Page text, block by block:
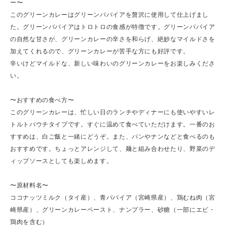
ー〜
このグリーンカレーはグリーンパパイアを贅沢に使用して仕上げまし
た。グリーンパパイアはトロトロの食感が特徴です。グリーンパパイア
の自然な甘さが、グリーンカレーの辛さを和らげ、絶妙なマイルドさを
加えてくれるので、グリーンカレーが苦手な方にも好評です。
辛いけどマイルドな、新しい味わいのグリーンカレーをお楽しみくださ
い。
〜おすすめの食べ方〜
このグリーンカレーは、忙しい日のランチやディナーにも使いやすいレ
トルトパウチタイプです。すぐに温めて食べていただけます。一番のお
すすめは、白ご飯と一緒にどうぞ。また、パンやナンなどと食べるのも
おすすめです。ちょっとアレンジして、麺と組み合わせたり、野菜のデ
ィップソースとしても楽しめます。
〜原材料名〜
ココナッツミルク（タイ産）、青パパイア（宮崎県産）、鶏むね肉（宮
崎県産）、グリーンカレーペースト、ナンプラー、砂糖（一部にエビ・
鶏肉を含む）